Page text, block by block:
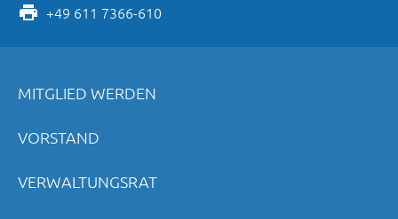
+49 611 7366-610
MITGLIED WERDEN
VORSTAND
VERWALTUNGSRAT